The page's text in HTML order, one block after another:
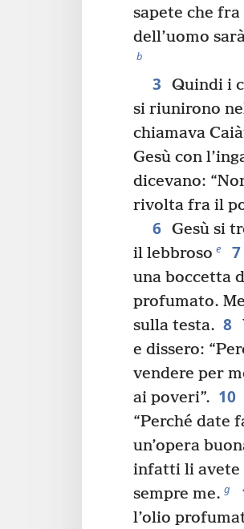
sapete che
dell’uomo
b
3
Quindi i
si riunirono
chiamava
Gesù con
dicevano:
rivolta fra il
6 Gesù si
il lebbroso e 7
una boccetta
profumato.
sulla testa. 8
e dissero:
vendere per
ai poveri”. 10
“Perché date
un’opera
infatti li avete
sempre me. g
l’olio